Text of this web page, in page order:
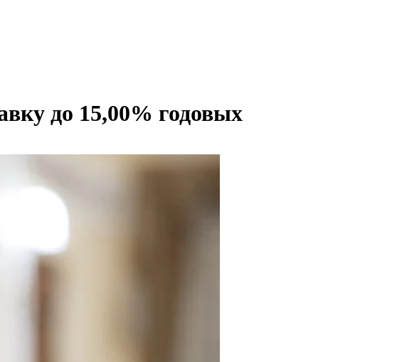
до 15,00% годовых